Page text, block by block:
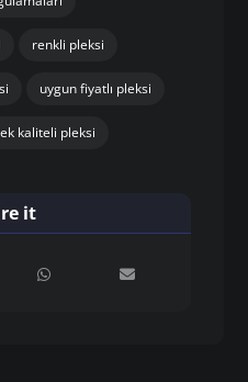
renkli pleksi
uygun fiyatlı pleksi
kaliteli pleksi